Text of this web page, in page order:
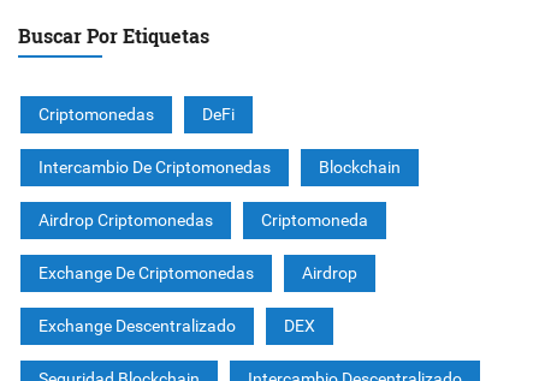
Buscar Por Etiquetas
Criptomonedas DeFi
Intercambio De Criptomonedas Blockchain
Airdrop Criptomonedas Criptomoneda
Exchange De Criptomonedas Airdrop
Exchange Descentralizado DEX